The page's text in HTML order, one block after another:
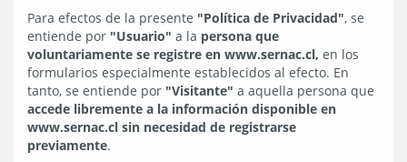
Para efectos de la presente "Política de Privacidad", se
entiende por "Usuario" a la persona que
voluntariamente se registre en www.sernac.cl, en los
formularios especialmente establecidos al efecto. En
tanto, se entiende por "Visitante" a aquella persona que
accede libremente a la información disponible en
www.sernac.cl sin necesidad de registrarse
previamente.